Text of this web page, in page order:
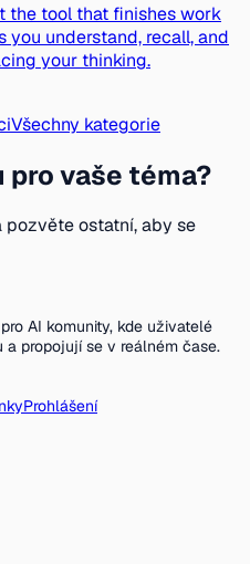
the tool that finishes work
you understand, recall, and
your thinking.
Všechny kategorie
vaše téma?
ostatní, aby se
AI komunity, kde uživatelé
propojují se v reálném čase.
Prohlášení